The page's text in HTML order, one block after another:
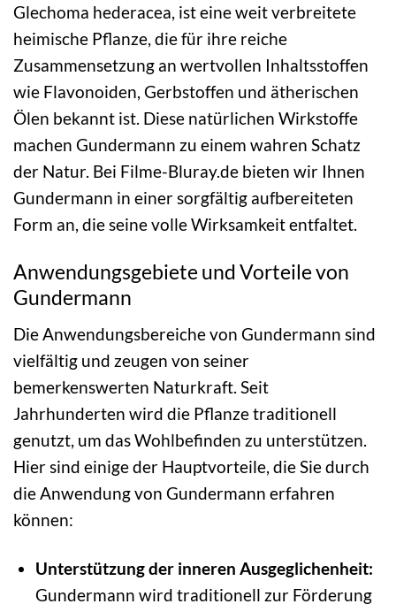
Glechoma hederacea, ist eine weit verbreitete
heimische Pflanze, die für ihre reiche
Zusammensetzung an wertvollen Inhaltsstoffen
wie Flavonoiden, Gerbstoffen und ätherischen
Ölen bekannt ist. Diese natürlichen Wirkstoffe
machen Gundermann zu einem wahren Schatz
der Natur. Bei Filme-Bluray.de bieten wir Ihnen
Gundermann in einer sorgfältig aufbereiteten
Form an, die seine volle Wirksamkeit entfaltet.
Anwendungsgebiete und Vorteile von
Gundermann
Die Anwendungsbereiche von Gundermann sind
vielfältig und zeugen von seiner
bemerkenswerten Naturkraft. Seit
Jahrhunderten wird die Pflanze traditionell
genutzt, um das Wohlbefinden zu unterstützen.
Hier sind einige der Hauptvorteile, die Sie durch
die Anwendung von Gundermann erfahren
können:
Unterstützung der inneren Ausgeglichenheit:
Gundermann wird traditionell zur Förderung